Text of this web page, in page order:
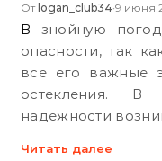
От logan_club34•9 июня
В знойную погоду автомобиль подвергается
опасности, так
все его важные
остекления. В
надежности
Читать далее